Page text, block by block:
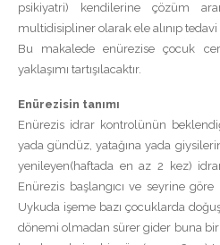
psikiyatri) kendilerine çözüm
multidisipliner olarak ele alınıp
Bu makalede enürezise çocuk
yaklaşımı tartışılacaktır.
Enürezisin tanımı
Enürezis idrar kontrolünün
yada gündüz, yatağına yada
yenileyen(haftada en az 2 kez) idrar
Enürezis başlangıcı ve seyrine
Uykuda işeme bazı çocuklarda
dönemi olmadan sürer gider buna